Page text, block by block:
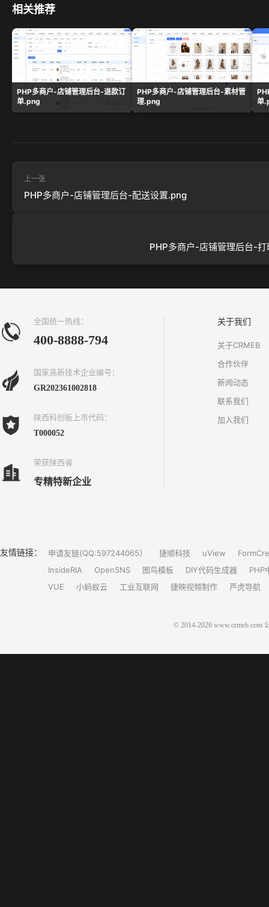
相关推荐
PHP多商户-店铺管理后台-退款订
单.png
PHP多商户-店铺管理后台-素材管
理.png
单
上一张
PHP多商户-店铺管理后台-配送设置.png
PHP多商户-店铺管理后台-
全国统一热线：
400-8888-794
国家高新技术企业编号：
GR202361002818
陕西科创板上市代码：
T000052
荣获陕西省
专精特新企业
关于我们
关于CRMEB
合作伙伴
新闻动态
联系我们
加入我们
友情链接： 申请友链(QQ:597244065） 捷顺科技 uView
InsideRIA
OpenSNS 图鸟模板 DIY代码生成器
PHP
VUE
小蚂蚁云 工业互联网 捷映视频制作 芦虎导航
© 2014-2026